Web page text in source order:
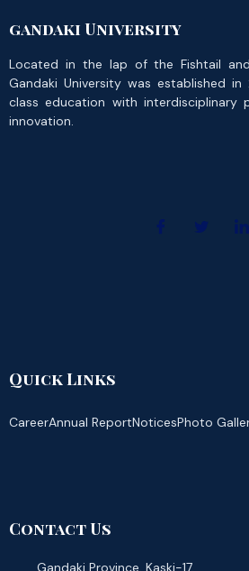
gandaki University
Located in the lap of the Fishtail and
Gandaki University was established
class education with interdisciplinary
innovation.
Quick Links
CareerAnnual ReportNoticesPhoto
Contact Us
Gandaki Province, Kaski-17,